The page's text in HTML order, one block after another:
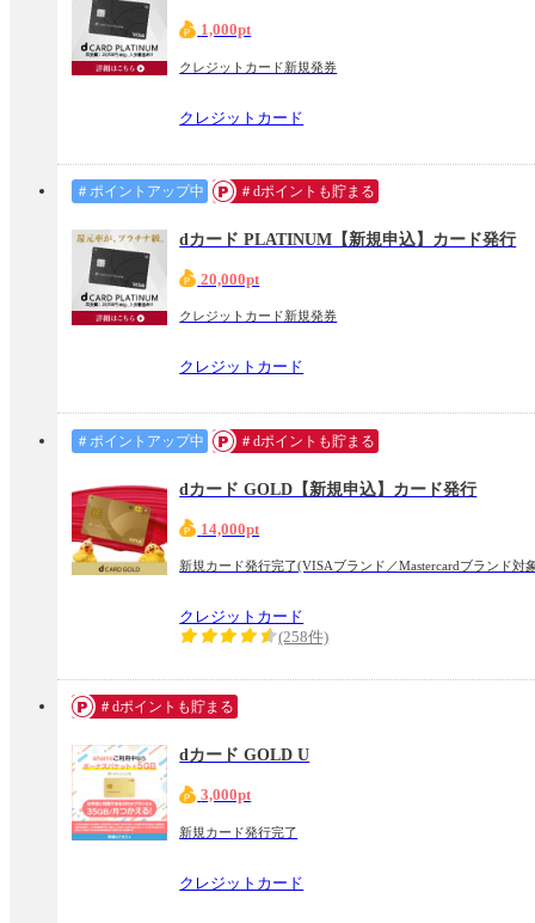
1,000pt
クレジットカード新規発券
クレジットカード
＃ポイントアップ中 ＃dポイントも貯まる
dカード PLATINUM【新規申込】カード発行
20,000pt
クレジットカード新規発券
クレジットカード
＃ポイントアップ中 ＃dポイントも貯まる
dカード GOLD【新規申込】カード発行
14,000pt
新規カード発行完了(VISAブランド／Mastercardブランド対
クレジットカード
(258件)
＃dポイントも貯まる
dカード GOLD U
3,000pt
新規カード発行完了
クレジットカード